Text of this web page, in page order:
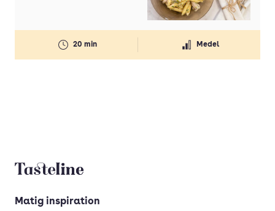
20 min Medel
Tasteline startsida
Matig inspiration